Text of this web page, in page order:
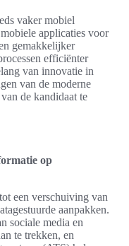
vaker mobiel
applicaties voor
gemakkelijker
efficiënter
van innovatie in
van de moderne
de kandidaat te
op
een verschuiving van
aanpakken.
sociale media en
te trekken, en